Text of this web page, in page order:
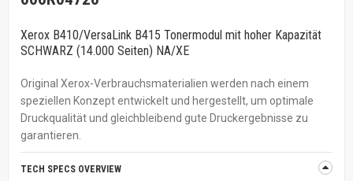
Xerox B410/VersaLink B415 Tonermodul mit hoher Kapazität
SCHWARZ (14.000 Seiten) NA/XE
Original Xerox-Verbrauchsmaterialien werden nach einem
speziellen Konzept entwickelt und hergestellt, um optimale
Druckqualität und gleichbleibend gute Druckergebnisse zu
garantieren.
TECH SPECS OVERVIEW